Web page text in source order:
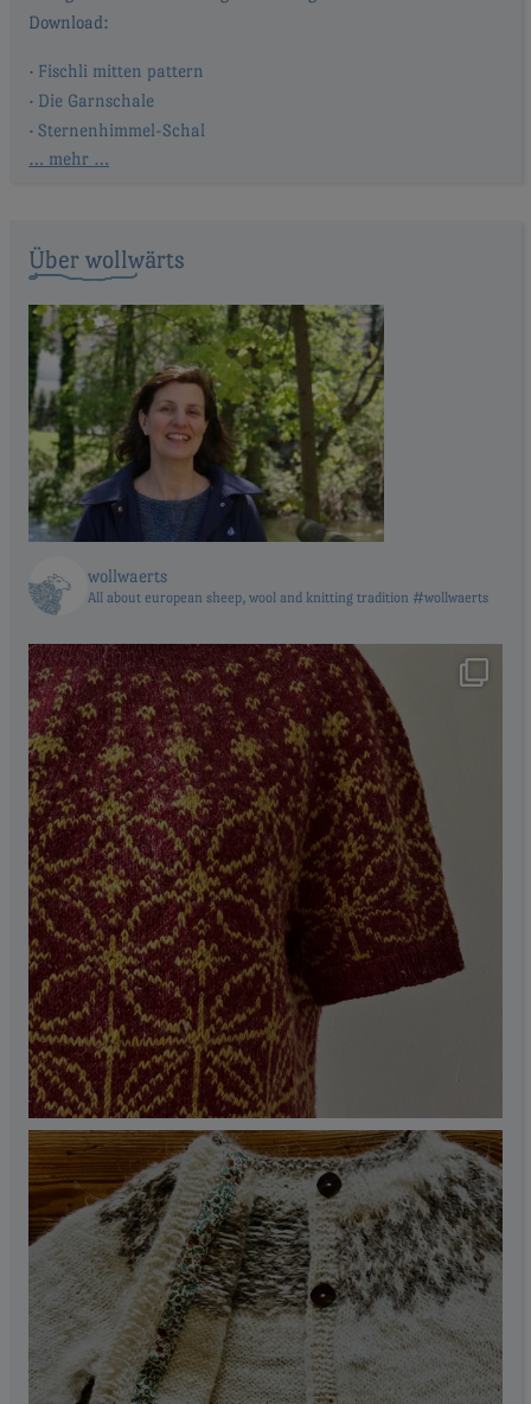
Fischli mitten pattern
Die Garnschale
Sternenhimmel-Schal
… mehr …
Über wollwärts
wollwaerts
All about european sheep, wool and knitting tradition #wollwaerts